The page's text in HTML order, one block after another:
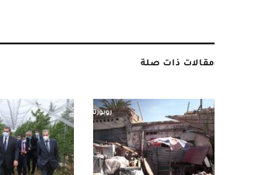
مقالات ذات صلة